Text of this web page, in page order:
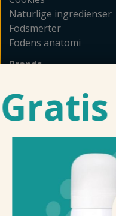
Naturlige ingredienser
Fodsmerter
Fodens anatomi
Brands
Allpresan
Akileine
FØLG FODMAGASINET